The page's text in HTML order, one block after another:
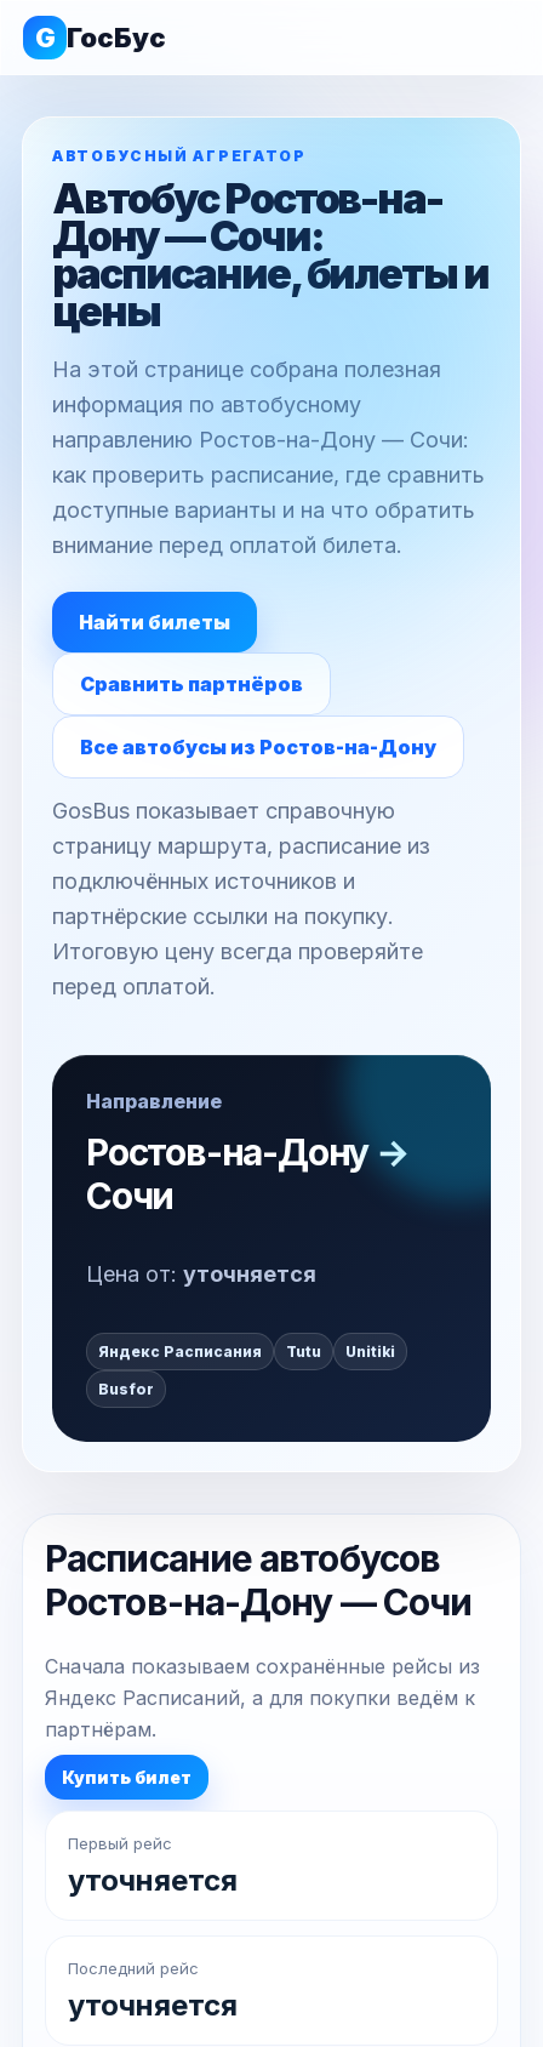
G ГосБус
АВТОБУСНЫЙ АГРЕГАТОР
Автобус Ростов-на-
Дону — Сочи:
расписание, билеты и
цены
На этой странице собрана полезная
информация по автобусному
направлению Ростов-на-Дону — Сочи:
как проверить расписание, где сравнить
доступные варианты и на что обратить
внимание перед оплатой билета.
Найти билеты
Сравнить партнёров
Все автобусы из Ростов-на-Дону
GosBus показывает справочную
страницу маршрута, расписание из
подключённых источников и
партнёрские ссылки на покупку.
Итоговую цену всегда проверяйте
перед оплатой.
Направление
Ростов-на-Дону →
Сочи
Цена от: уточняется
Яндекс Расписания Tutu Unitiki
Busfor
Расписание автобусов
Ростов-на-Дону — Сочи
Сначала показываем сохранённые рейсы из
Яндекс Расписаний, а для покупки ведём к
партнёрам.
Купить билет
Первый рейс
уточняется
Последний рейс
уточняется